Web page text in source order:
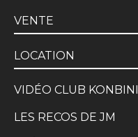
VENTE
LOCATION
VIDÉO CLUB KONBINI
LES RECOS DE JM